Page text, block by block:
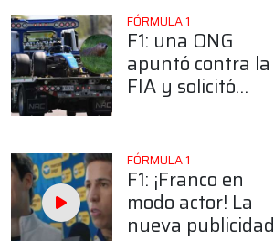
FÓRMULA 1
F1: una ONG
apuntó contra la
FIA y solicitó
evitar los
accidentes con las
marmotas en
Canadá
FÓRMULA 1
F1: ¡Franco en
modo actor! La
nueva publicidad